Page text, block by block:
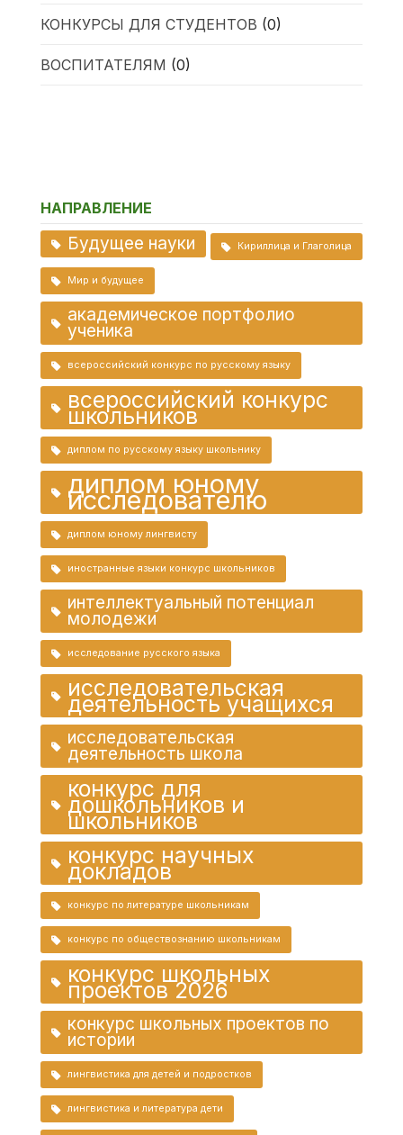
КОНКУРСЫ ДЛЯ СТУДЕНТОВ (0)
ВОСПИТАТЕЛЯМ (0)
НАПРАВЛЕНИЕ
Будущее науки Кириллица и Глаголица
Мир и будущее
академическое портфолио
ученика
всероссийский конкурс по русскому языку
всероссийский конкурс
школьников
диплом по русскому языку школьнику
диплом юному
исследователю
диплом юному лингвисту
иностранные языки конкурс школьников
интеллектуальный потенциал
молодежи
исследование русского языка
исследовательская
деятельность учащихся
исследовательская
деятельность школа
конкурс для
дошкольников и
школьников
конкурс научных
докладов
конкурс по литературе школьникам
конкурс по обществознанию школьникам
конкурс школьных
проектов 2026
конкурс школьных проектов по
истории
лингвистика для детей и подростков
лингвистика и литература дети